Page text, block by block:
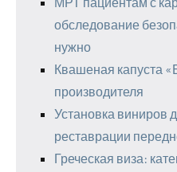
обследование
нужно
Квашеная капуста
производителя
Установка виниров
реставрации
Греческая виза: